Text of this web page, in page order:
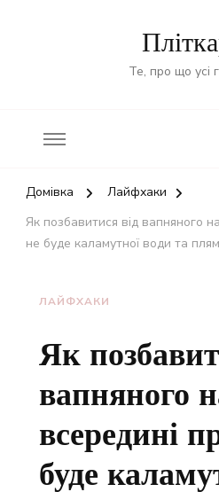
Те, про що усі
Домівка
Лайфхаки
Як позбавитися від вапняного
не буде каламутної води та
ЛАЙФХАКИ
Як
вапняного
всередині
буде